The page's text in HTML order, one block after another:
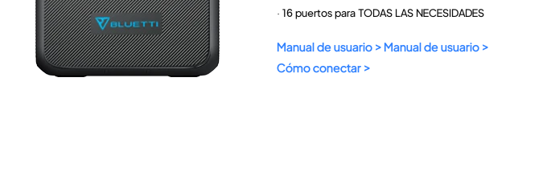
· 16 puertos para TODAS LAS NECESIDADES
Manual de usuario >Manual de usuario >
Cómo conectar >